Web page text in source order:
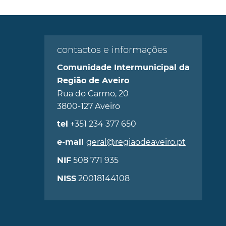
contactos e informações
Comunidade Intermunicipal da
Região de Aveiro
Rua do Carmo, 20
3800-127 Aveiro
tel +351 234 377 650
e-mail geral@regiaodeaveiro.pt
NIF508 771 935
NISS20018144108